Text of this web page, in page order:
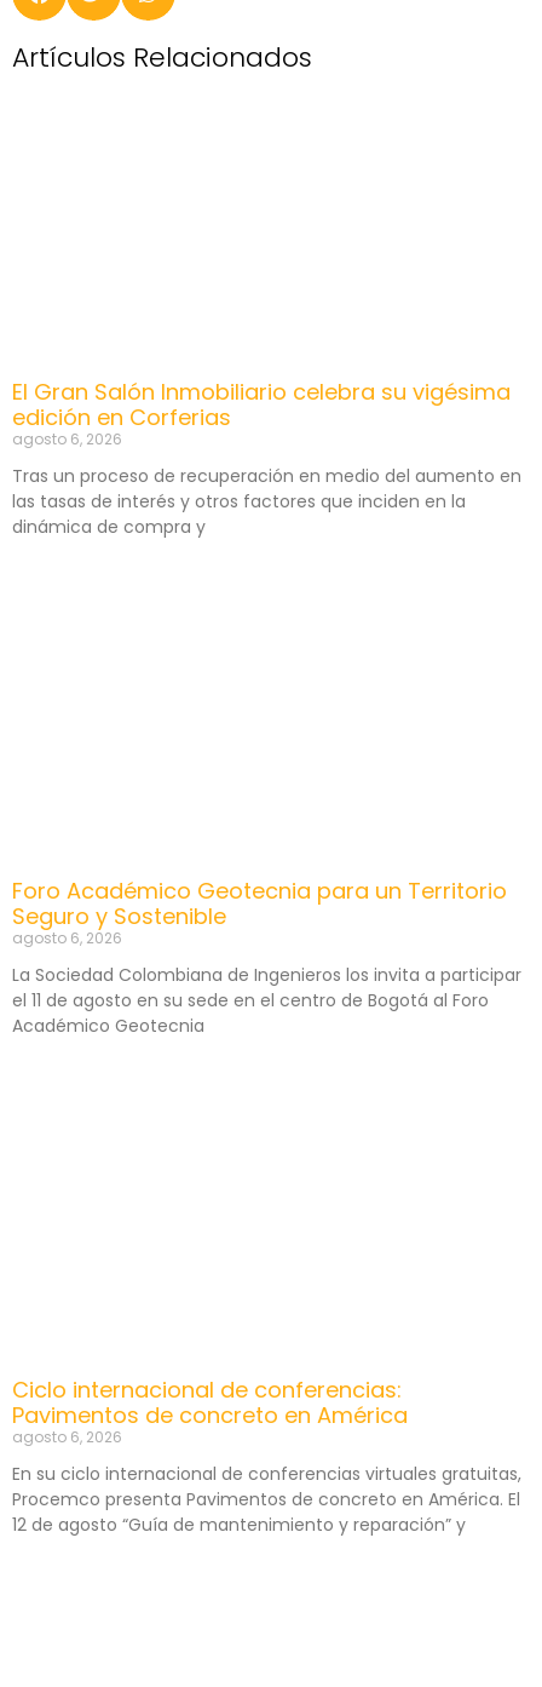
Artículos Relacionados
El Gran Salón Inmobiliario celebra su vigésima
edición en Corferias
agosto 6, 2026
Tras un proceso de recuperación en medio del aumento en
las tasas de interés y otros factores que inciden en la
dinámica de compra y
Foro Académico Geotecnia para un Territorio
Seguro y Sostenible
agosto 6, 2026
La Sociedad Colombiana de Ingenieros los invita a participar
el 11 de agosto en su sede en el centro de Bogotá al Foro
Académico Geotecnia
Ciclo internacional de conferencias:
Pavimentos de concreto en América
agosto 6, 2026
En su ciclo internacional de conferencias virtuales gratuitas,
Procemco presenta Pavimentos de concreto en América. El
12 de agosto “Guía de mantenimiento y reparación” y